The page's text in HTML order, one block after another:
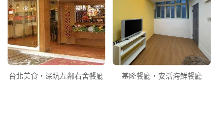
台北美食‧深坑左鄰右舍餐廳 基隆餐廳‧安活海鮮餐廳